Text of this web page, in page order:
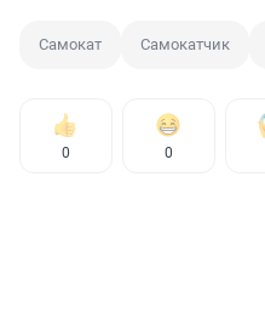
Самокат Самокатчик
0 0